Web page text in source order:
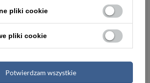
pliki cookie
pliki cookie
Potwierdzam wszystkie